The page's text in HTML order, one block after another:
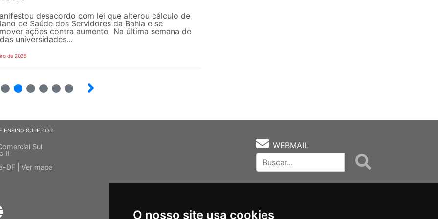
O nosso site usa cookies
desacordo com lei que alterou cálculo de
de Saúde dos Servidores da Bahia e se
ações contra aumento Na última semana de
universidades...
de 2026
ENSINO SUPERIOR
Sul
II
DF | Ver mapa
WEBMAIL